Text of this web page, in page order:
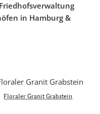
in Hamburg &
Floraler Granit Grabstein